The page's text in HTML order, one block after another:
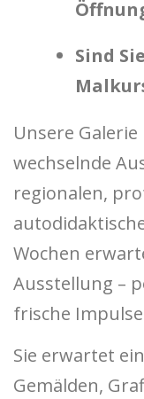
Sind
Unsere
wechselnde
regionalen,
Wochen
Ausstellung –
frische
Sie erwartet
Gemälden,